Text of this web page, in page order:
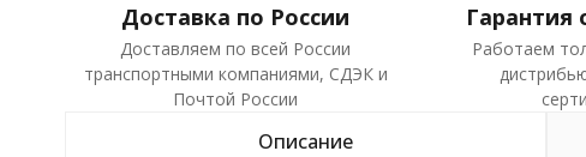
Доставка по России
Доставляем по всей России
транспортными компаниями, СДЭК и
Почтой России
Гарантия
Работаем
Описание